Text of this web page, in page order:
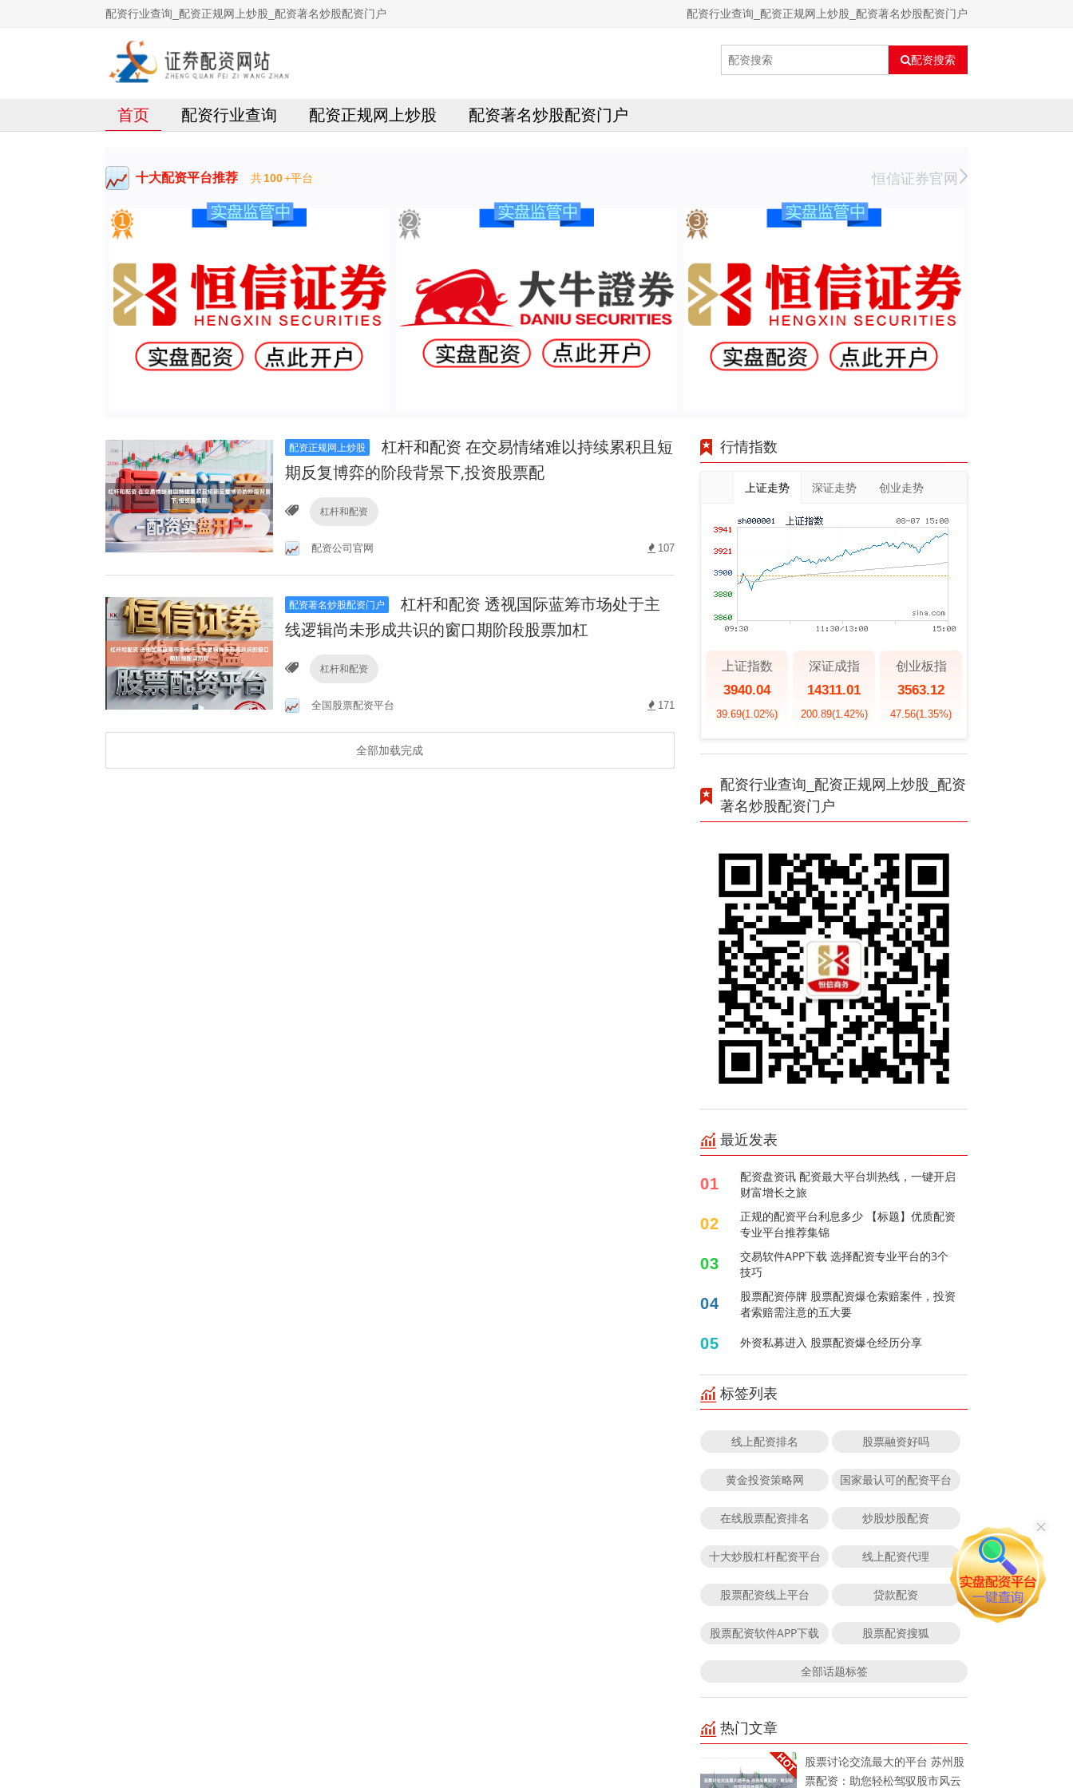
配资行业查询_配资正规网上炒股_配资著名炒股配资门户 配资行业查询_配资正规网上炒股_配资著名炒股配资门户
配资搜索
首页 配资行业查询 配资正规网上炒股 配资著名炒股配资门户
十大配资平台推荐 共100+平台 恒信证券官网
配资正规网上炒股
杠杆和配资 在交易情绪难以持续累积且短
期反复博弈的阶段背景下,投资股票配
杠杆和配资
配资公司官网 107
配资著名炒股配资门户
杠杆和配资 透视国际蓝筹市场处于主
线逻辑尚未形成共识的窗口期阶段股票加杠
杠杆和配资
全国股票配资平台 171
全部加载完成
行情指数
上证走势 深证走势 创业走势
上证指数
3940.04
39.69(1.02%)
深证成指
14311.01
200.89(1.42%)
创业板指
3563.12
47.56(1.35%)
配资行业查询_配资正规网上炒股_配资
著名炒股配资门户
最近发表
01
配资盘资讯 配资最大平台圳热线，一键开启
财富增长之旅
02
正规的配资平台利息多少 【标题】优质配资
专业平台推荐集锦
03
交易软件APP下载 选择配资专业平台的3个
技巧
04
股票配资停牌 股票配资爆仓索赔案件，投资
者索赔需注意的五大要
05 外资私募进入 股票配资爆仓经历分享
标签列表
线上配资排名 股票融资好吗
黄金投资策略网 国家最认可的配资平台
在线股票配资排名 炒股炒股配资
十大炒股杠杆配资平台 线上配资代理
股票配资线上平台 贷款配资
股票配资软件APP下载 股票配资搜狐
全部话题标签
热门文章
股票讨论交流最大的平台 苏州股
票配资：助您轻松驾驭股市风云